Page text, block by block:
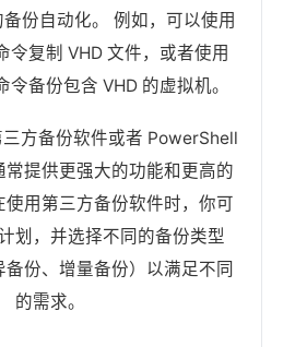
份自动化。 例如，可以使用
令复制 VHD 文件，或者使用
令备份包含 VHD 的虚拟机。
方备份软件或者 PowerShell
提供更强大的功能和更高的
使用第三方备份软件时，你可
划，并选择不同的备份类型
备份、增量备份）以满足不同
的需求。